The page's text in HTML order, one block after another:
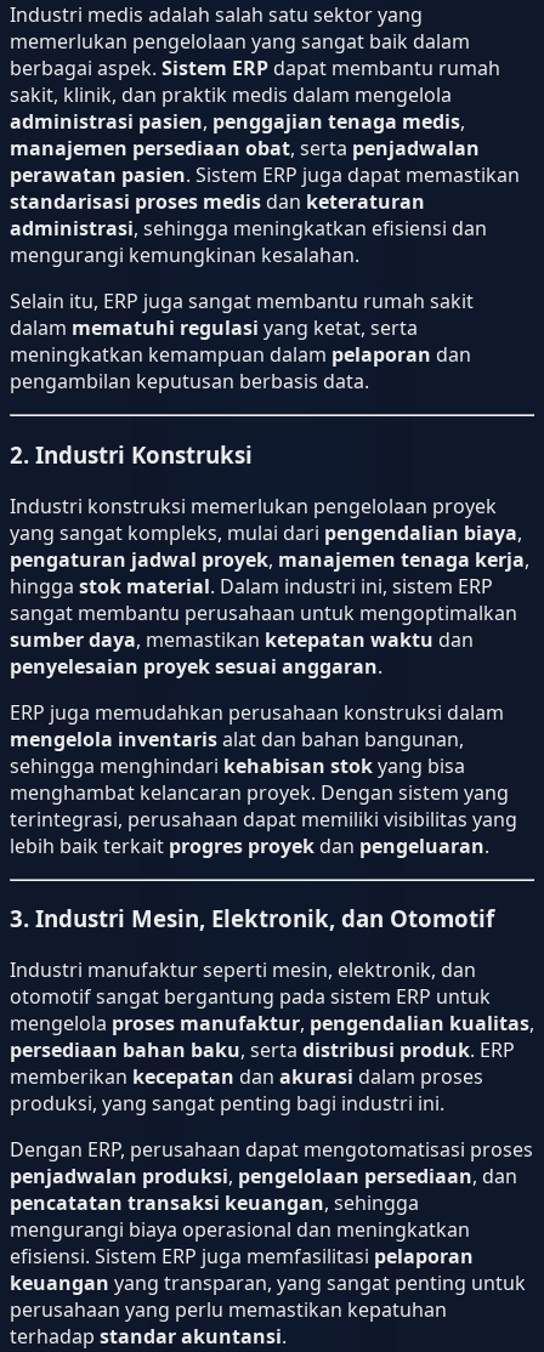
Industri medis adalah salah satu sektor yang
memerlukan pengelolaan yang sangat baik dalam
berbagai aspek. Sistem ERPdapat membantu rumah
sakit, klinik, dan praktik medis dalam mengelola
administrasi pasien, penggajian tenaga medis,
manajemen persediaan obat, serta penjadwalan
perawatan pasien. Sistem ERP juga dapat memastikan
standarisasi proses medisdan keteraturan
administrasi, sehingga meningkatkan efisiensi dan
mengurangi kemungkinan kesalahan.
Selain itu, ERP juga sangat membantu rumah sakit
dalam mematuhi regulasi yang ketat, serta
meningkatkan kemampuan dalam pelaporan dan
pengambilan keputusan berbasis data.
2. Industri Konstruksi
Industri konstruksi memerlukan pengelolaan proyek
yang sangat kompleks, mulai dari pengendalian biaya,
pengaturan jadwal proyek, manajemen tenaga kerja,
hingga stok material. Dalam industri ini, sistem ERP
sangat membantu perusahaan untuk mengoptimalkan
sumber daya, memastikan ketepatan waktu dan
penyelesaian proyek sesuai anggaran.
ERP juga memudahkan perusahaan konstruksi dalam
mengelola inventarisalat dan bahan bangunan,
sehingga menghindari kehabisan stokyang bisa
menghambat kelancaran proyek. Dengan sistem yang
terintegrasi, perusahaan dapat memiliki visibilitas yang
lebih baik terkait progres proyekdan pengeluaran.
3. Industri Mesin, Elektronik, dan Otomotif
Industri manufaktur seperti mesin, elektronik, dan
otomotif sangat bergantung pada sistem ERP untuk
mengelola proses manufaktur, pengendalian kualitas,
persediaan bahan baku, serta distribusi produk. ERP
memberikan kecepatan dan akurasi dalam proses
produksi, yang sangat penting bagi industri ini.
Dengan ERP, perusahaan dapat mengotomatisasi proses
penjadwalan produksi, pengelolaan persediaan, dan
pencatatan transaksi keuangan, sehingga
mengurangi biaya operasional dan meningkatkan
efisiensi. Sistem ERP juga memfasilitasi pelaporan
keuangan yang transparan, yang sangat penting untuk
perusahaan yang perlu memastikan kepatuhan
terhadap standar akuntansi.